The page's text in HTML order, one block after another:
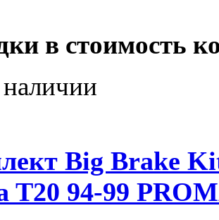
в стоимость
Big Brake
T20 94-99